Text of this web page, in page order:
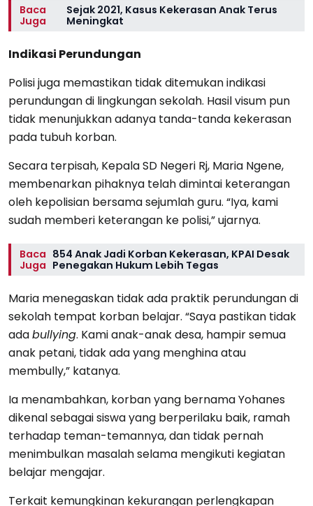
Baca
Juga
Sejak 2021, Kasus Kekerasan Anak Terus
Meningkat
Indikasi Perundungan
Polisi juga memastikan tidak ditemukan indikasi
perundungan di lingkungan sekolah. Hasil visum pun
tidak menunjukkan adanya tanda-tanda kekerasan
pada tubuh korban.
Secara terpisah, Kepala SD Negeri Rj, Maria Ngene,
membenarkan pihaknya telah dimintai keterangan
oleh kepolisian bersama sejumlah guru. “Iya, kami
sudah memberi keterangan ke polisi,” ujarnya.
Baca
Juga
854 Anak Jadi Korban Kekerasan, KPAI Desak
Penegakan Hukum Lebih Tegas
Maria menegaskan tidak ada praktik perundungan di
sekolah tempat korban belajar. “Saya pastikan tidak
adabullying. Kami anak-anak desa, hampir semua
anak petani, tidak ada yang menghina atau
membully,” katanya.
Ia menambahkan, korban yang bernama Yohanes
dikenal sebagai siswa yang berperilaku baik, ramah
terhadap teman-temannya, dan tidak pernah
menimbulkan masalah selama mengikuti kegiatan
belajar mengajar.
Terkait kemungkinan kekurangan perlengkapan